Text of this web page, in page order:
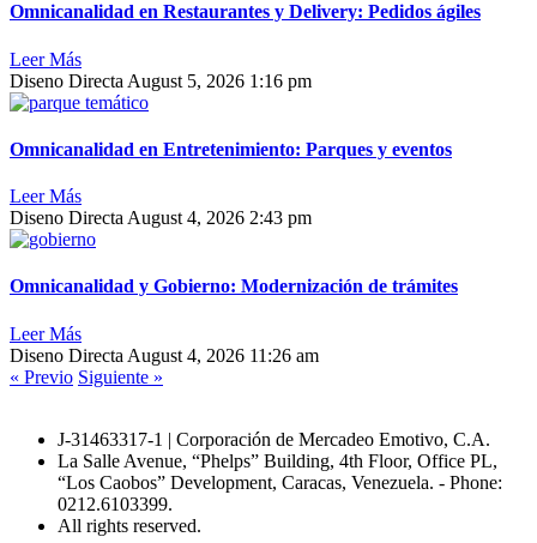
Omnicanalidad en Restaurantes y Delivery: Pedidos ágiles
Leer Más
Diseno Directa August 5, 2026 1:16 pm
Omnicanalidad en Entretenimiento: Parques y eventos
Leer Más
Diseno Directa August 4, 2026 2:43 pm
Omnicanalidad y Gobierno: Modernización de trámites
Leer Más
Diseno Directa August 4, 2026 11:26 am
« Previo Siguiente »
J-31463317-1 | Corporación de Mercadeo Emotivo, C.A.
La Salle Avenue, “Phelps” Building, 4th Floor, Office PL,
“Los Caobos” Development, Caracas, Venezuela. - Phone:
0212.6103399.
All rights reserved.